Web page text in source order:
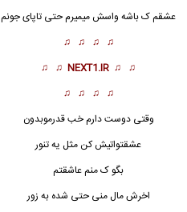
عشقم ک باشه واسش میمیرم حتی تاپای جونم
♫ ♫ ♫ ♫
♫ ♫
NEXT1.IR
♫ ♫
♫ ♫ ♫ ♫
وقتی دوست دارم خب قدرموبدون
عشقتواتیش کن مثل یه تنور
بگو ک منم عاشقتم
اخرش مال منی حتی شده به زور